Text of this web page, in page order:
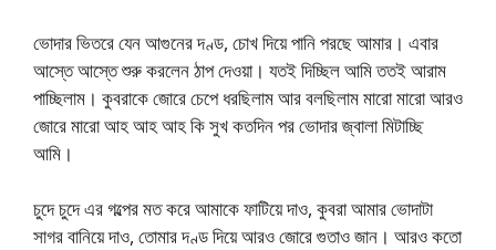
ভোদার ভিতরে যেন আগুনের দণ্ড, চোখ দিয়ে পানি পরছে আমার। এবার
আস্তে আস্তে শুরু করলেন ঠাপ দেওয়া। যতই দিচ্ছিল আমি ততই আরাম
পাচ্ছিলাম। কুবরাকে জোরে চেপে ধরছিলাম আর বলছিলাম মারো মারো আরও
জোরে মারো আহ আহ আহ কি সুখ কতদিন পর ভোদার জ্বালা মিটাচ্ছি
আমি।
চুদে চুদে এর গল্পের মত করে আমাকে ফাটিয়ে দাও, কুবরা আমার ভোদাটা
সাগর বানিয়ে দাও, তোমার দণ্ড দিয়ে আরও জোরে গুতাও জান। আরও কতো